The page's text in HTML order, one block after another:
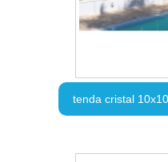
tenda cristal